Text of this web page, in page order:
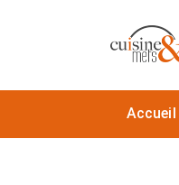
Accueil